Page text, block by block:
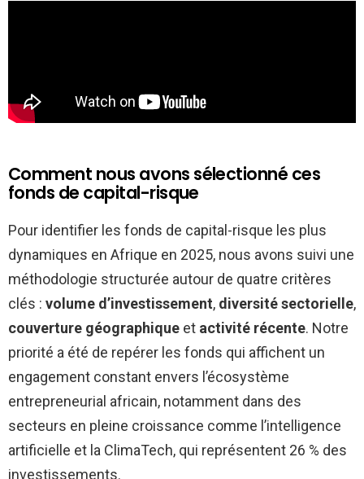
Comment nous avons sélectionné ces
fonds de capital-risque
Pour identifier les fonds de capital-risque les plus
dynamiques en Afrique en 2025, nous avons suivi une
méthodologie structurée autour de quatre critères
clés : volume d’investissement, diversité sectorielle,
couverture géographique et activité récente. Notre
priorité a été de repérer les fonds qui affichent un
engagement constant envers l’écosystème
entrepreneurial africain, notamment dans des
secteurs en pleine croissance comme l’intelligence
artificielle et la ClimaTech, qui représentent 26 % des
investissements.